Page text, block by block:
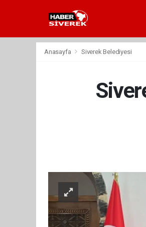
Anasayfa Siverek Belediyesi